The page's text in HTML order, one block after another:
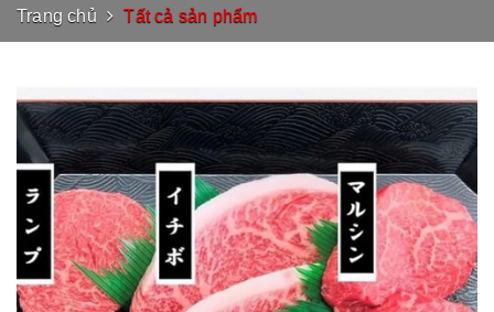
Trang chủ Tất cả sản phẩm